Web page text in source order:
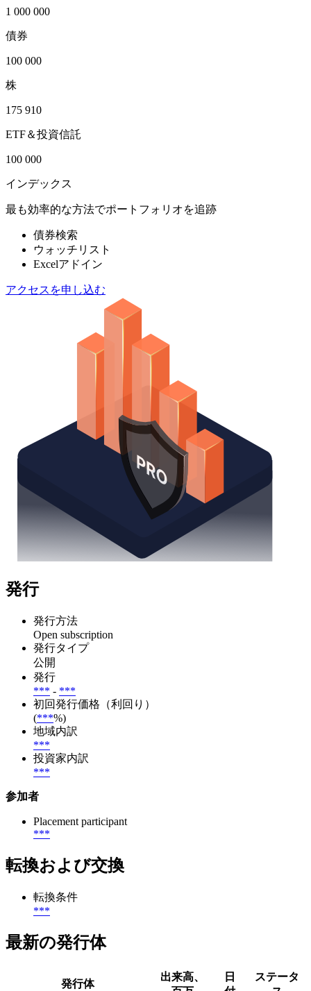
1 000 000
債券
100 000
株
175 910
ETF＆投資信託
100 000
インデックス
最も効率的な方法でポートフォリオを追跡
債券検索
ウォッチリスト
Excelアドイン
アクセスを申し込む
発行
発行方法
Open subscription
発行タイプ
公開
発行
*** - ***
初回発行価格（利回り）
(***%)
地域内訳
***
投資家内訳
***
参加者
Placement participant
***
転換および交換
転換条件
***
最新の発行体
発行体
出来高、
日
ステータ